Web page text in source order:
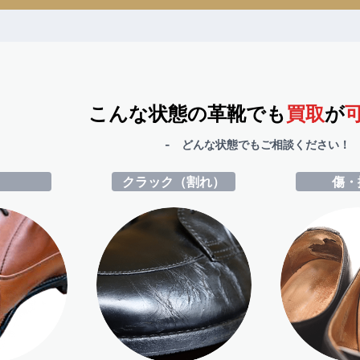
こんな状態の革靴でも買取が
- どんな状態でもご相談ください
クラック（割れ） 傷